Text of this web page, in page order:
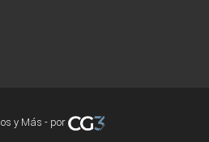
y Más - por